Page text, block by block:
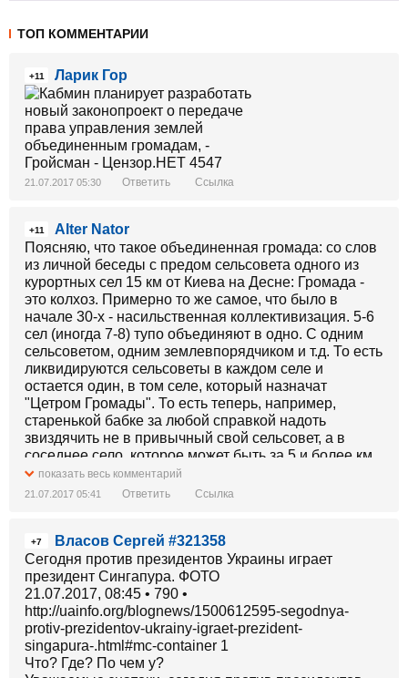
ТОП КОММЕНТАРИИ
+11 Ларик Гор
21.07.2017 05:30 Ответить Ссылка
+11
Alter Nator
Поясняю, что такое объединенная громада: со слов
из личной беседы с предом сельсовета одного из
курортных сел 15 км от Киева на Десне: Громада -
это колхоз. Примерно то же самое, что было в
начале 30-х - насильственная коллективизация. 5-6
сел (иногда 7-8) тупо объединяют в одно. С одним
сельсоветом, одним землевпорядчиком и т.д. То есть
ликвидируются сельсоветы в каждом селе и
остается один, в том селе, который назначат
"Цетром Громады". То есть теперь, например,
старенькой бабке за любой справкой надоть
звиздячить не в привычный свой сельсовет, а в
соседнее село, которое может быть за 5 и более км.
На мой логичный вопрос: а зачем? - Ответ был по-
намного легче купить или наггнуть, чем 500, правда?
Нагнул/купил/просунул своих всего-навсего 30
человек и ВСЯ КИЕВСКАЯ ОБЛ твоя, правда,
пороховата, шикарная реформа???
показать весь комментарий
21.07.2017 05:41 Ответить Ссылка
+7
Власов Сергей #321358
Сегодня против президентов Украины играет
президент Сингапура. ФОТО
21.07.2017, 08:45 • 790 •
http://uainfo.org/blognews/1500612595-segodnya-
protiv-prezidentov-ukrainy-igraet-prezident-
singapura-.html#mc-container 1
Что? Где? По чем у?